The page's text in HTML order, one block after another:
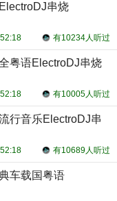
串烧
有10234人听过
粤语ElectroDJ串烧
有10005人听过
行音乐ElectroDJ串
有10689人听过
车载国粤语